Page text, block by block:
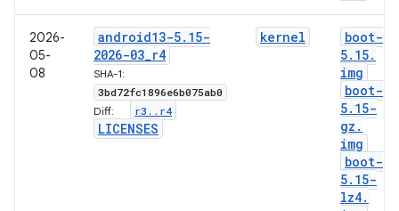
2026-
05-
08
android13-5. 15-
2026-03_r4
SHA-1:
3bd72fc1896e6b075ab0
Diff: r3 . . r4
LICENSES
kernel
boot-
5. 15.
img
boot-
5. 15-
gz .
img
boot-
5. 15-
lz4.